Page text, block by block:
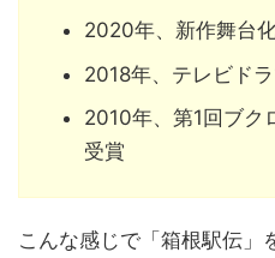
2020年、新作舞台
2018年、テレビド
2010年、第1回ブク
受賞
こんな感じで「箱根駅伝」